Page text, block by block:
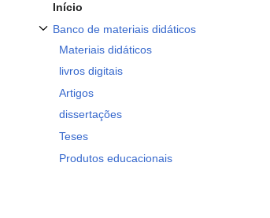
Início
Banco de materiais didáticos
Materiais didáticos
livros digitais
Artigos
dissertações
Teses
Produtos educacionais